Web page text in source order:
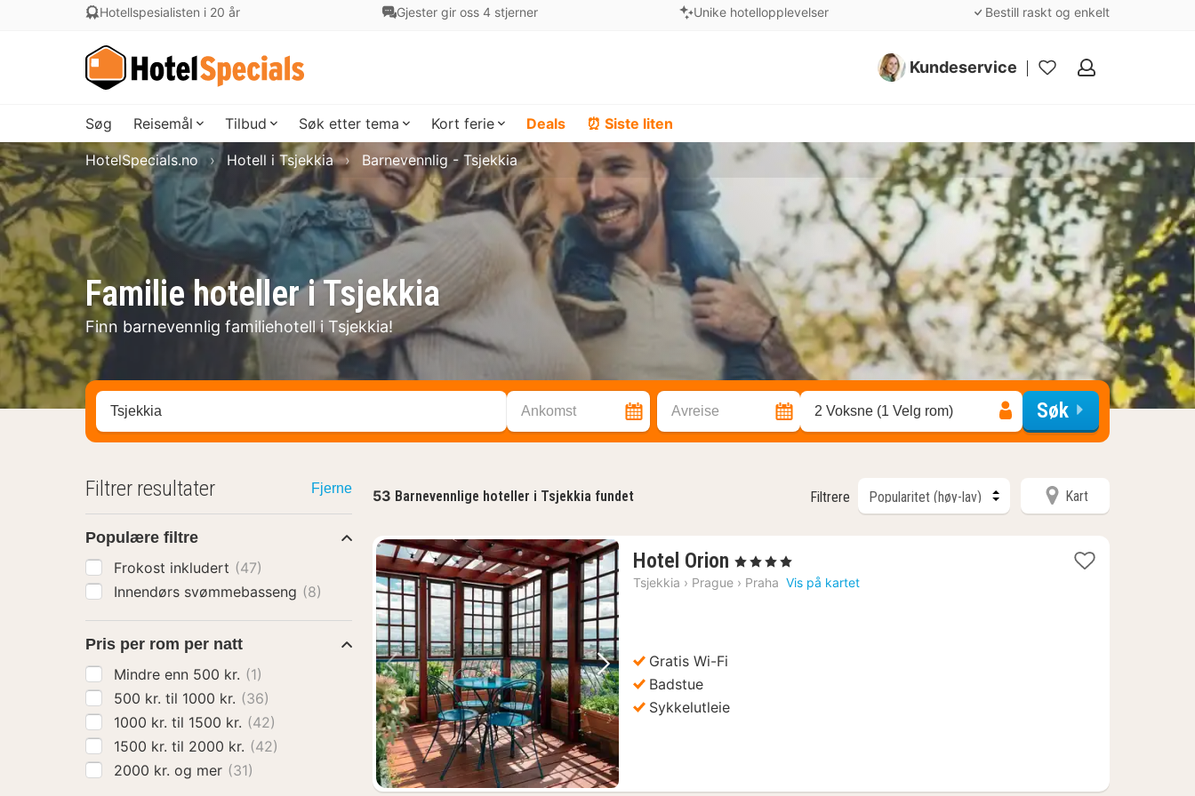
Hotellspesialisten i 20 år Gjester gir oss 4 stjerner Unike hotellopplevelser Bestill raskt og enkelt
Kundeservice
Mine
Søg Reisemål Tilbud Søk etter tema Kort ferie Deals ⏰ Siste liten
Familie hoteller i Tsjekkia
Finn barnevennlig familiehotell i Tsjekkia!
HotelSpecials.no Hotell i Tsjekkia Barnevennlig - Tsjekkia
Søk hotell, region eller by Ankomst Avreise 2 Voksne (1 Velg rom) Søk
53 Barnevennlige hoteller i Tsjekkia fundet Filtrere Kart
Forrige bilde Neste bilde
Hotel Orion 1
natt
, 4 Stjerner
Tsjekkia › Prague › Praha Vis på kartet
Gratis Wi-Fi
Badstue
Sykkelutleie
Filtrer resultater Fjerne
Populære filtre
Frokost inkludert (47)
Innendørs svømmebasseng (8)
Pris per rom per natt
Mindre enn 500 kr. (1)
500 kr. til 1000 kr. (36)
1000 kr. til 1500 kr. (42)
1500 kr. til 2000 kr. (42)
2000 kr. og mer (31)